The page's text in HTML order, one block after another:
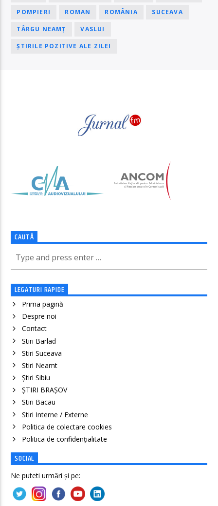
POMPIERI ROMAN ROMÂNIA SUCEAVA
TÂRGU NEAMȚ VASLUI
ȘTIRILE POZITIVE ALE ZILEI
CAUTĂ
LEGATURI RAPIDE
Prima pagină
Despre noi
Contact
Stiri Barlad
Stiri Suceava
Stiri Neamt
Știri Sibiu
ȘTIRI BRAȘOV
Stiri Bacau
Stiri Interne / Externe
Politica de colectare cookies
Politica de confidenţialitate
SOCIAL
Ne puteti urmări și pe: